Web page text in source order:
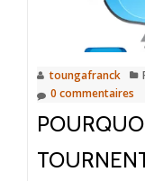
toungafranck
0 commentaires